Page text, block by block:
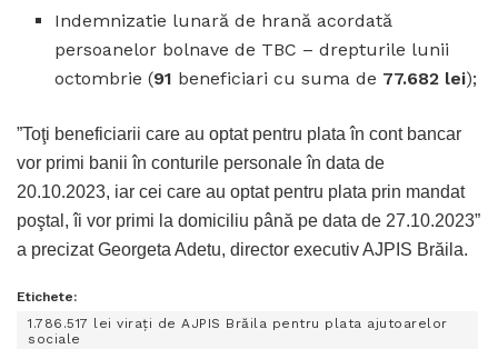
Indemnizatie lunară de hrană acordată
persoanelor bolnave de TBC – drepturile lunii
octombrie (91 beneficiari cu suma de 77.682 lei);
”Toţi beneficiarii care au optat pentru plata în cont bancar
vor primi banii în conturile personale în data de
20.10.2023, iar cei care au optat pentru plata prin mandat
poştal, îi vor primi la domiciliu până pe data de 27.10.2023”
a precizat Georgeta Adetu, director executiv AJPIS Brăila.
Etichete:
1.786.517 lei virați de AJPIS Brăila pentru plata ajutoarelor
sociale